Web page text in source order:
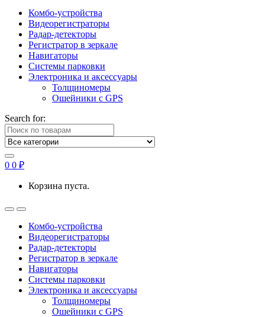
Комбо-устройства
Видеорегистраторы
Радар-детекторы
Регистратор в зеркале
Навигаторы
Системы парковки
Электроника и аксессуары
Толщиномеры
Ошейники с GPS
Search for:
0 0 ₽
Корзина пуста.
Комбо-устройства
Видеорегистраторы
Радар-детекторы
Регистратор в зеркале
Навигаторы
Системы парковки
Электроника и аксессуары
Толщиномеры
Ошейники с GPS